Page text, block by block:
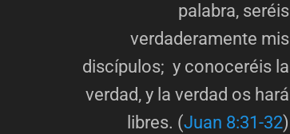
palabra, seréis
verdaderamente mis
discípulos; y conoceréis la
verdad, y la verdad os hará
libres. (Juan 8:31-32)